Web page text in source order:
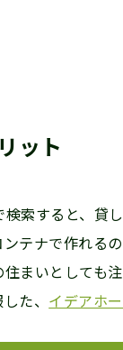
ット
索すると、貸
テナで作れる
まいとしても
た、 イデアホ